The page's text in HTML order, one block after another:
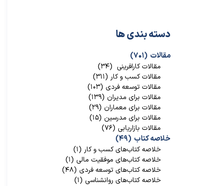
مقالات (۷۰۱)
مقالات کارافرینی (۳۴)
مقالات کسب و کار (۳۱۱)
مقالات توسعه فردی (۱۰۳)
مقالات برای مدیران (۱۳۹)
مقالات برای معماران (۲۹)
مقالات برای مدرسین (۱۵)
مقالات بازاریابی (۷۶)
خلاصه کتاب (۴۹)
خلاصه کتاب‌‌های کسب و کار (۱)
خلاصه کتاب‌‌های موفقیت مالی (۱)
خلاصه کتاب‌های توسعه فردی (۴۸)
خلاصه کتاب‌های روانشناسی (۱)
دسته بندی ها